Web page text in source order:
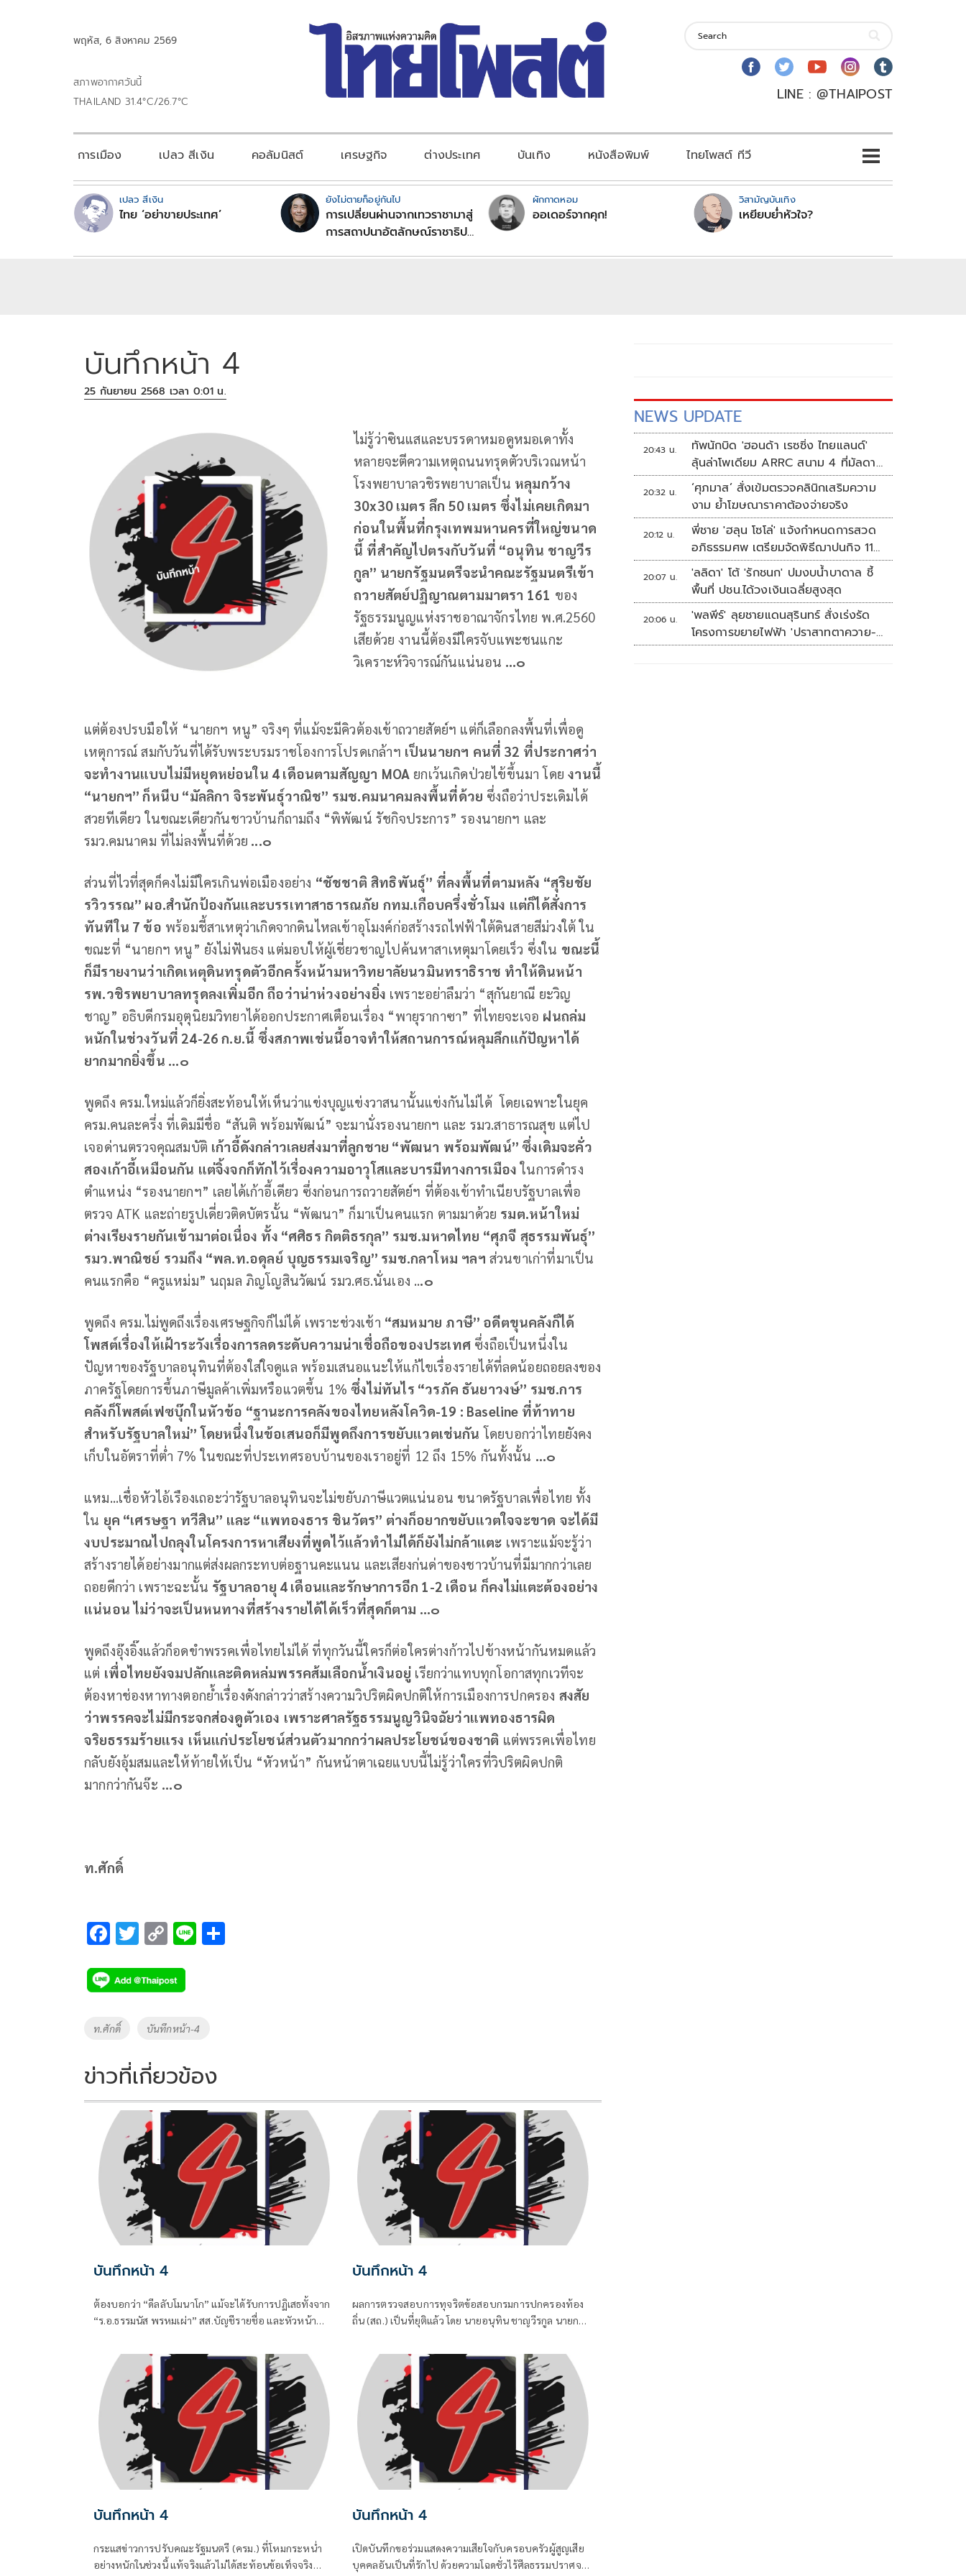
พฤหัส, 6 สิงหาคม 2569
สภาพอากาศวันนี้
THAILAND 31.4°C/26.7°C
LINE : @THAIPOST
การเมือง เปลว สีเงิน คอลัมนิสต์ เศรษฐกิจ ต่างประเทศ บันเทิง หนังสือพิมพ์ ไทยโพสต์ ทีวี
เปลว สีเงิน
ไทย ‘อย่าขายประเทศ’
ยังไม่ตายก็อยู่กันไป
การเปลี่ยนผ่านจากเทวราชามาสู่
การสถาปนาอัตลักษณ์ราชาธิป
ผักกาดหอม
ออเดอร์จากคุก!
วิสามัญบันเทิง
เหยียบย่ำหัวใจ?
บันทึกหน้า 4
25 กันยายน 2568 เวลา 0:01 น.
ไม่รู้ว่าซินแสและบรรดาหมอดูหมอเดาทั้ง
หลายจะตีความเหตุถนนทรุดตัวบริเวณหน้า
โรงพยาบาลวชิรพยาบาลเป็น หลุมกว้าง
30x30 เมตร ลึก 50 เมตร ซึ่งไม่เคยเกิดมา
ก่อนในพื้นที่กรุงเทพมหานครที่ใหญ่ขนาด
นี้ ที่สำคัญไปตรงกับวันที่ “อนุทิน ชาญวีร
กูล” นายกรัฐมนตรีจะนำคณะรัฐมนตรีเข้า
ถวายสัตย์ปฏิญาณตามมาตรา 161 ของ
รัฐธรรมนูญแห่งราชอาณาจักรไทย พ.ศ.2560
เสียด้วย งานนี้ต้องมีใครจับแพะชนแกะ
วิเคราะห์วิจารณ์กันแน่นอน ...๐
แต่ต้องปรบมือให้ “นายกฯ หนู” จริงๆ ที่แม้จะมีคิวต้องเข้าถวายสัตย์ฯ แต่ก็เลือกลงพื้นที่เพื่อดู
เหตุการณ์ สมกับวันที่ได้รับพระบรมราชโองการโปรดเกล้าฯ เป็นนายกฯ คนที่ 32 ที่ประกาศว่า
จะทำงานแบบไม่มีหยุดหย่อนใน 4 เดือนตามสัญญา MOA ยกเว้นเกิดป่วยไข้ขึ้นมา โดยงานนี้
“นายกฯ”ก็หนีบ “มัลลิกา จิระพันธุ์วาณิช” รมช.คมนาคมลงพื้นที่ด้วย ซึ่งถือว่าประเดิมได้
สวยทีเดียว ในขณะเดียวกันชาวบ้านก็ถามถึง “พิพัฒน์ รัชกิจประการ” รองนายกฯ และ
รมว.คมนาคม ที่ไม่ลงพื้นที่ด้วย ...๐
ส่วนที่ไวที่สุดก็คงไม่มีใครเกินพ่อเมืองอย่าง “ชัชชาติ สิทธิพันธุ์” ที่ลงพื้นที่ตามหลัง “สุริยชัย
รวิวรรณ” ผอ.สำนักป้องกันและบรรเทาสาธารณภัย กทม.เกือบครึ่งชั่วโมง แต่ก็ได้สั่งการ
ทันทีใน 7 ข้อ พร้อมชี้สาเหตุว่าเกิดจากดินไหลเข้าอุโมงค์ก่อสร้างรถไฟฟ้าใต้ดินสายสีม่วงใต้ ใน
ขณะที่ “นายกฯ หนู” ยังไม่ฟันธง แต่มอบให้ผู้เชี่ยวชาญไปค้นหาสาเหตุมาโดยเร็ว ซึ่งใน ขณะนี้
ก็มีรายงานว่าเกิดเหตุดินทรุดตัวอีกครั้งหน้ามหาวิทยาลัยนวมินทราธิราช ทำให้ดินหน้า
รพ.วชิรพยาบาลทรุดลงเพิ่มอีก ถือว่าน่าห่วงอย่างยิ่ง เพราะอย่าลืมว่า “สุกันยาณี ยะวิญ
ชาญ” อธิบดีกรมอุตุนิยมวิทยาได้ออกประกาศเตือนเรื่อง “พายุรากาซา” ที่ไทยจะเจอ ฝนถล่ม
หนักในช่วงวันที่ 24-26ก.ย.นี้ ซึ่งสภาพเช่นนี้อาจทำให้สถานการณ์หลุมลึกแก้ปัญหาได้
ยากมากยิ่งขึ้น ...๐
พูดถึง ครม.ใหม่แล้วก็ยิ่งสะท้อนให้เห็นว่าแข่งบุญแข่งวาสนานั้นแข่งกันไม่ได้ โดยเฉพาะในยุค
ครม.คนละครึ่ง ที่เดิมมีชื่อ “สันติ พร้อมพัฒน์” จะมานั่งรองนายกฯ และ รมว.สาธารณสุข แต่ไป
เจอด่านตรวจคุณสมบัติ เก้าอี้ดังกล่าวเลยส่งมาที่ลูกชาย “พัฒนา พร้อมพัฒน์” ซึ่งเดิมจะคั่ว
สองเก้าอี้เหมือนกัน แต่จิ้งจกก็ทักไว้เรื่องความอาวุโสและบารมีทางการเมือง ในการดำรง
ตำแหน่ง “รองนายกฯ” เลยได้เก้าอี้เดียว ซึ่งก่อนการถวายสัตย์ฯ ที่ต้องเข้าทำเนียบรัฐบาลเพื่อ
ตรวจ ATK และถ่ายรูปเดี่ยวติดบัตรนั้น “พัฒนา” ก็มาเป็นคนแรก ตามมาด้วย รมต.หน้าใหม่
ต่างเรียงรายกันเข้ามาต่อเนื่อง ทั้ง “ศศิธร กิตติธรกุล” รมช.มหาดไทย “ศุภจี สุธรรมพันธุ์”
รมว.พาณิชย์ รวมถึง “พล.ท.อดุลย์ บุญธรรมเจริญ” รมช.กลาโหม ฯลฯ ส่วนขาเก่าที่มาเป็น
คนแรกคือ “ครูแหม่ม” นฤมล ภิญโญสินวัฒน์ รมว.ศธ.นั่นเอง ...๐
พูดถึง ครม.ไม่พูดถึงเรื่องเศรษฐกิจก็ไม่ได้ เพราะช่วงเช้า “สมหมาย ภาษี” อดีตขุนคลังก็ได้
โพสต์เรื่องให้เฝ้าระวังเรื่องการลดระดับความน่าเชื่อถือของประเทศ ซึ่งถือเป็นหนึ่งใน
ปัญหาของรัฐบาลอนุทินที่ต้องใส่ใจดูแล พร้อมเสนอแนะให้แก้ไขเรื่องรายได้ที่ลดน้อยถอยลงของ
ภาครัฐโดยการขึ้นภาษีมูลค้าเพิ่มหรือแวตขึ้น 1% ซึ่งไม่ทันไร “วรภัค ธันยาวงษ์” รมช.การ
คลังก็โพสต์เฟซบุ๊กในหัวข้อ “ฐานะการคลังของไทยหลังโควิด-19 : Baseline ที่ท้าทาย
สำหรับรัฐบาลใหม่”โดยหนึ่งในข้อเสนอก็มีพูดถึงการขยับแวตเช่นกัน โดยบอกว่าไทยยังคง
เก็บในอัตราที่ต่ำ 7% ในขณะที่ประเทศรอบบ้านของเราอยู่ที่ 12 ถึง 15% กันทั้งนั้น ...๐
แหม...เชื่อหัวไอ้เรืองเถอะว่ารัฐบาลอนุทินจะไม่ขยับภาษีแวตแน่นอน ขนาดรัฐบาลเพื่อไทย ทั้ง
ใน ยุค “เศรษฐา ทวีสิน” และ “แพทองธาร ชินวัตร” ต่างก็อยากขยับแวตใจจะขาด จะได้มี
งบประมาณไปถลุงในโครงการหาเสียงที่พูดไว้แล้วทำไม่ได้ก็ยังไม่กล้าแตะ เพราะแม้จะรู้ว่า
สร้างรายได้อย่างมากแต่ส่งผลกระทบต่อฐานคะแนน และเสียงก่นด่าของชาวบ้านที่มีมากกว่าเลย
ถอยดีกว่า เพราะฉะนั้น รัฐบาลอายุ 4 เดือนและรักษาการอีก 1-2 เดือน ก็คงไม่แตะต้องอย่าง
แน่นอน ไม่ว่าจะเป็นหนทางที่สร้างรายได้ได้เร็วที่สุดก็ตาม ...๐
พูดถึงอุ๊งอิ๊งแล้วก็อดขำพรรคเพื่อไทยไม่ได้ ที่ทุกวันนี้ใครก็ต่อใครต่างก้าวไปข้างหน้ากันหมดแล้ว
แต่ เพื่อไทยยังจมปลักและติดหล่มพรรคส้มเลือกน้ำเงินอยู่ เรียกว่าแทบทุกโอกาสทุกเวทีจะ
ต้องหาช่องหาทางตอกย้ำเรื่องดังกล่าวว่าสร้างความวิปริตผิดปกติให้การเมืองการปกครอง สงสัย
ว่าพรรคจะไม่มีกระจกส่องดูตัวเอง เพราะศาลรัฐธรรมนูญวินิจฉัยว่าแพทองธารผิด
จริยธรรมร้ายแรง เห็นแก่ประโยชน์ส่วนตัวมากกว่าผลประโยชน์ของชาติ แต่พรรคเพื่อไทย
กลับยังอุ้มสมและให้ท้ายให้เป็น “หัวหน้า” กันหน้าตาเฉยแบบนี้ไม่รู้ว่าใครที่วิปริตผิดปกติ
มากกว่ากันจ๊ะ ...๐
ท.ศักดิ์
F
e
b
o
k
T
tt
er
C
p
y
Li
k
Li
Tags
ท.ศักดิ์ บันทึกหน้า-4
ข่าวที่เกี่ยวข้อง
บันทึกหน้า 4
ต้องบอกว่า “ดีลลับโมนาโก” แม้จะได้รับการปฏิเสธทั้งจาก
“ร.อ.ธรรมนัส พรหมเผ่า” สส.บัญชีรายชื่อ และหัวหน้า
นายกรัฐมนตรี ที่ปัจจุบันรั้งเก้าอี้ที่ปรึกษาพรรคเพื่อไทย
ไปแล้ว แต่เมื่อมีควันย่อมมีไฟอย่างไรอย่างนั้น จึงทำให้
“อนุทิน ชาญวีรกูล” นายกรัฐมนตรีและรัฐมนตรีว่าการ
กระทรวงมหาดไทยถึงกับประกาศกลางวงประชุมคณะ
รัฐมนตรีในวันพุธที่ 5 สิงหาคม
บันทึกหน้า 4
ผลการตรวจสอบการทุจริตข้อสอบกรมการปกครองท้อง
ถิ่น (สถ.) เป็นที่ยุติแล้ว โดย นายอนุทิน ชาญวีรกูล นายก
ดำเนินการทุกอย่างที่ควรทำหมดแล้ว จบแล้ว
บันทึกหน้า 4
กระแสข่าวการปรับคณะรัฐมนตรี (ครม.) ที่โหมกระหน่ำ
อย่างหนักในช่วงนี้ แท้จริงแล้วไม่ได้สะท้อนข้อเท็จจริง
บันทึกหน้า 4
เปิดบันทึกขอร่วมแสดงความเสียใจกับครอบครัวผู้สูญเสีย
บุคคลอันเป็นที่รักไป ด้วยความโฉดชั่วไร้ศีลธรรมปราศจาก
NEWS UPDATE
20:43 น.
ทัพนักบิด 'ฮอนด้า เรซซิ่ง ไทยแลนด์'
ลุ้นล่าโพเดียม ARRC สนาม 4 ที่มัลดาลิ
กา
20:32 น.
‘ศุภมาส’ สั่งเข้มตรวจคลินิกเสริมความ
งาม ย้ำโฆษณาราคาต้องจ่ายจริง
20:12 น.
พี่ชาย 'ฮลุน โซโล่' แจ้งกำหนดการสวด
อภิธรรมศพ เตรียมจัดพิธีฌาปนกิจ 11
ส.ค.
20:07 น.
'ลลิดา' โต้ 'รักชนก' ปมงบน้ำบาดาล ชี้
พื้นที่ ปชน.ได้วงเงินเฉลี่ยสูงสุด
20:06 น.
'พลพีร์' ลุยชายแดนสุรินทร์ สั่งเร่งรัด
โครงการขยายไฟฟ้า 'ปราสาทตาควาย-
เนิน 350'